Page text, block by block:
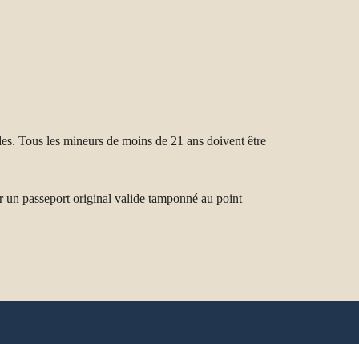
Tous les mineurs de moins de 21 ans doivent être
passeport original valide tamponné au point